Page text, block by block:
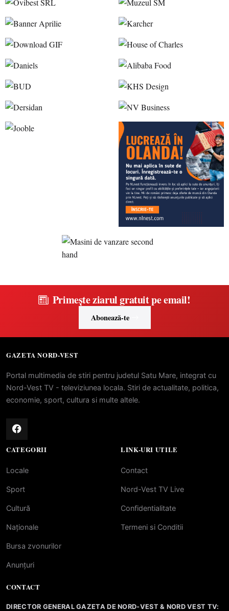
Primește ziarul gratuit pe email!
Abonează-te
GAZETA NORD-VEST
Portal multimedia de stiri pentru judetul Satu Mare, integrat cu
Nord-Vest TV - televiziunea locala. Stiri de actualitate, politica,
economie, sport, cultura si multe altele.
CATEGORII
Locale
Sport
Cultură
Naționale
Bursa zvonurilor
Anunțuri
LINK-URI UTILE
Contact
Nord-Vest TV Live
Confidentialitate
Termeni si Conditii
CONTACT
DIRECTOR GENERAL GAZETA DE NORD-VEST & NORD VEST TV: